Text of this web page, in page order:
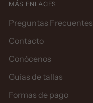
MÁS ENLACES
Preguntas Frecuentes
Contacto
Conócenos
Guías de tallas
Formas de pago